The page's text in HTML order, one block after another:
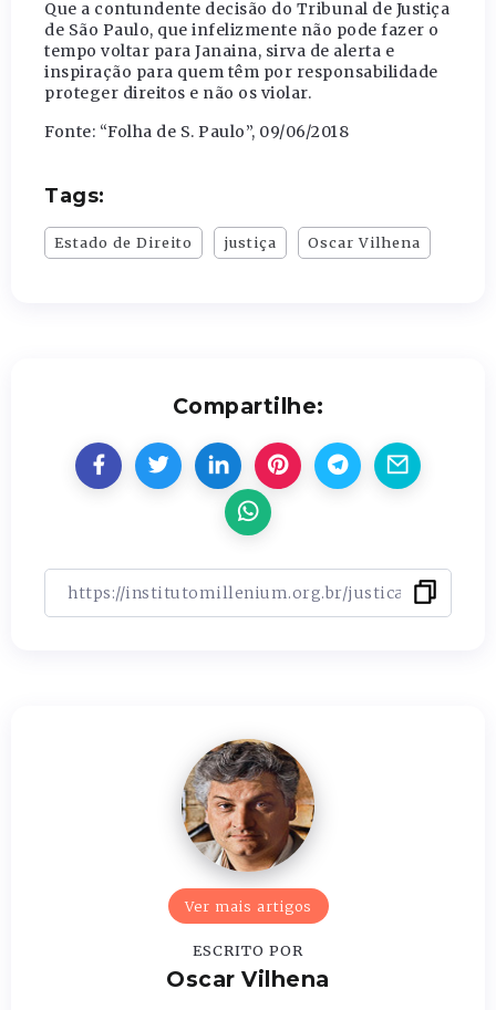
Que a contundente decisão do Tribunal de Justiça
de São Paulo, que infelizmente não pode fazer o
tempo voltar para Janaina, sirva de alerta e
inspiração para quem têm por responsabilidade
proteger direitos e não os violar.
Fonte: “Folha de S. Paulo”, 09/06/2018
Tags:
Estado de Direito justiça Oscar Vilhena
Compartilhe:
Ver mais artigos
ESCRITO POR
Oscar Vilhena